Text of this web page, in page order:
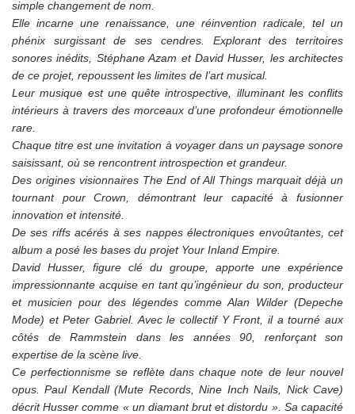
simple changement de nom.
Elle incarne une renaissance, une réinvention radicale, tel un
phénix surgissant de ses cendres. Explorant des territoires
sonores inédits, Stéphane Azam et David Husser, les architectes
de ce projet, repoussent les limites de l’art musical.
Leur musique est une quête introspective, illuminant les conflits
intérieurs à travers des morceaux d’une profondeur émotionnelle
rare.
Chaque titre est une invitation à voyager dans un paysage sonore
saisissant, où se rencontrent introspection et grandeur.
Des origines visionnaires The End of All Things marquait déjà un
tournant pour Crown, démontrant leur capacité à fusionner
innovation et intensité.
De ses riffs acérés à ses nappes électroniques envoûtantes, cet
album a posé les bases du projet Your Inland Empire.
David Husser, figure clé du groupe, apporte une expérience
impressionnante acquise en tant qu’ingénieur du son, producteur
et musicien pour des légendes comme Alan Wilder (Depeche
Mode) et Peter Gabriel. Avec le collectif Y Front, il a tourné aux
côtés de Rammstein dans les années 90, renforçant son
expertise de la scène live.
Ce perfectionnisme se reflète dans chaque note de leur nouvel
opus. Paul Kendall (Mute Records, Nine Inch Nails, Nick Cave)
décrit Husser comme « un diamant brut et distordu ». Sa capacité